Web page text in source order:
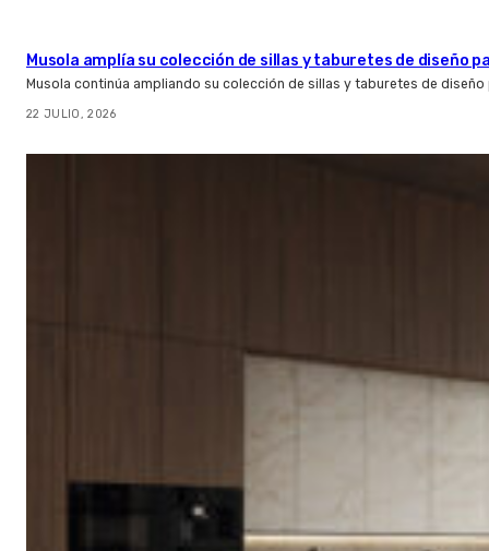
Musola amplía su colección de sillas y taburetes de diseño
Musola continúa ampliando su colección de sillas y taburetes de
22 JULIO, 2026